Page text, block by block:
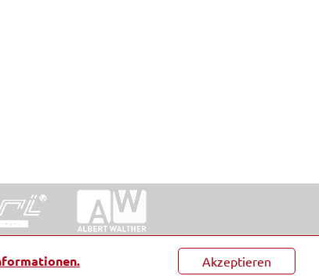
Akzeptieren
Datenschutz